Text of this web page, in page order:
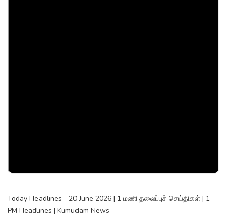
Today Headlines - 20 June 2026 | 1 மணி தலைப்புச் செய்திகள் | 1
PM Headlines | Kumudam News